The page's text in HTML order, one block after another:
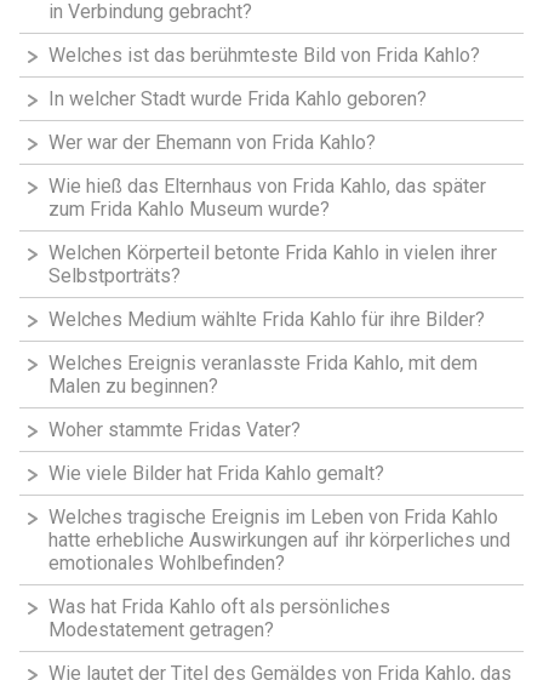
in Verbindung gebracht?
Welches ist das berühmteste Bild von Frida Kahlo?
In welcher Stadt wurde Frida Kahlo geboren?
Wer war der Ehemann von Frida Kahlo?
Wie hieß das Elternhaus von Frida Kahlo, das später
zum Frida Kahlo Museum wurde?
Welchen Körperteil betonte Frida Kahlo in vielen ihrer
Selbstporträts?
Welches Medium wählte Frida Kahlo für ihre Bilder?
Welches Ereignis veranlasste Frida Kahlo, mit dem
Malen zu beginnen?
Woher stammte Fridas Vater?
Wie viele Bilder hat Frida Kahlo gemalt?
Welches tragische Ereignis im Leben von Frida Kahlo
hatte erhebliche Auswirkungen auf ihr körperliches und
emotionales Wohlbefinden?
Was hat Frida Kahlo oft als persönliches
Modestatement getragen?
Wie lautet der Titel des Gemäldes von Frida Kahlo, das